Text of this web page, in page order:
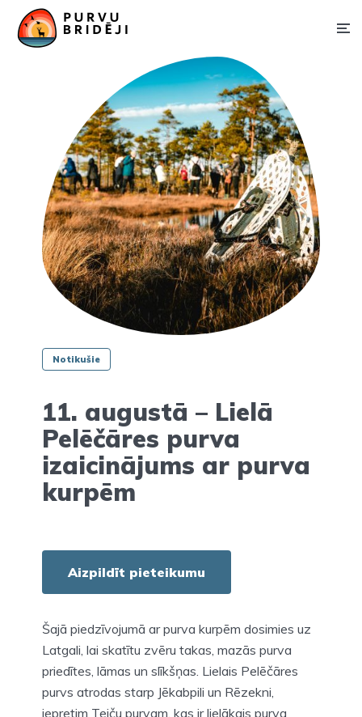
Notikušie
11. augustā – Lielā
Pelēčāres purva
izaicinājums ar purva
kurpēm
Aizpildīt pieteikumu
Šajā piedzīvojumā ar purva kurpēm dosimies uz
Latgali, lai skatītu zvēru takas, mazās purva
priedītes, lāmas un slīkšņas. Lielais Pelēčāres
purvs atrodas starp Jēkabpili un Rēzekni,
iepretim Teiču purvam, kas ir lielākais purva